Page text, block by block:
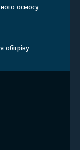
осмосу